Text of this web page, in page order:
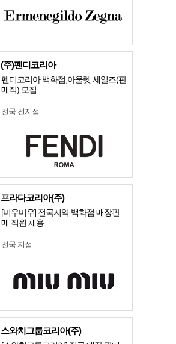
(주)펜디코리아
펜디코리아 백화점,아울렛 세일즈(판
매직) 모집
전국 전지점
프라다코리아(주)
[미우미우] 전국지역 백화점 매장판
매 직원 채용
전국 지점
스와치그룹코리아(주)